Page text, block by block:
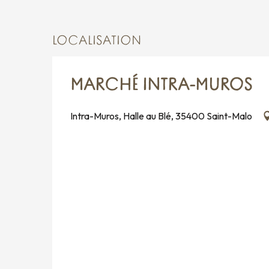
LOCALISATION
MARCHÉ INTRA-MUROS
Intra-Muros, Halle au Blé, 35400 Saint-Malo